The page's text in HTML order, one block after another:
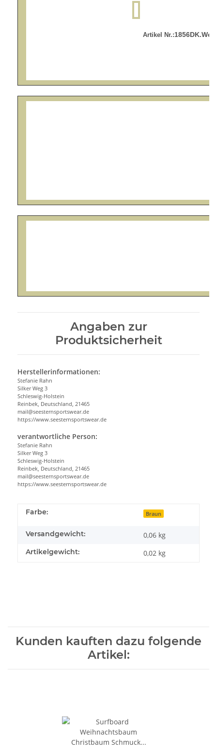
Artikel Nr.:
Angaben zur
Produktsicherheit
Herstellerinformationen:
Stefanie Rahn
Silker Weg 3
Schleswig-Holstein
Reinbek, Deutschland, 21465
mail@seesternsportswear.de
https://www.seesternsportswear.de
verantwortliche Person:
Stefanie Rahn
Silker Weg 3
Schleswig-Holstein
Reinbek, Deutschland, 21465
mail@seesternsportswear.de
https://www.seesternsportswear.de
Farbe: Braun
Versandgewicht: 0,06 kg
Artikelgewicht: 0,02 kg
Kunden kauften dazu folgende
Artikel: